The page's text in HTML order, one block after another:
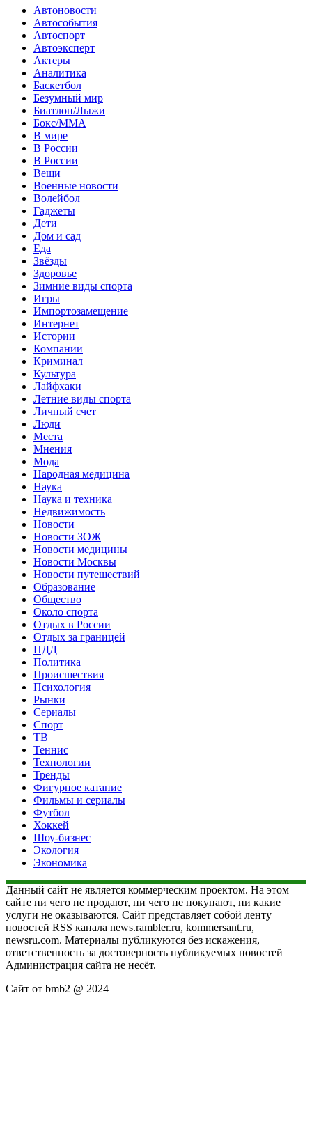
Автоновости
Автособытия
Автоспорт
Автоэксперт
Актеры
Аналитика
Баскетбол
Безумный мир
Биатлон/Лыжи
Бокс/MMA
В мире
В России
В России
Вещи
Военные новости
Волейбол
Гаджеты
Дети
Дом и сад
Еда
Звёзды
Здоровье
Зимние виды спорта
Игры
Импортозамещение
Интернет
Истории
Компании
Криминал
Культура
Лайфхаки
Летние виды спорта
Личный счет
Люди
Места
Мнения
Мода
Народная медицина
Наука
Наука и техника
Недвижимость
Новости
Новости ЗОЖ
Новости медицины
Новости Москвы
Новости путешествий
Образование
Общество
Около спорта
Отдых в России
Отдых за границей
ПДД
Политика
Происшествия
Психология
Рынки
Сериалы
Спорт
ТВ
Теннис
Технологии
Тренды
Фигурное катание
Фильмы и сериалы
Футбол
Хоккей
Шоу-бизнес
Экология
Экономика
Данный сайт не является коммерческим проектом. На этом
сайте ни чего не продают, ни чего не покупают, ни какие
услуги не оказываются. Сайт представляет собой ленту
новостей RSS канала news.rambler.ru, kommersant.ru,
newsru.com. Материалы публикуются без искажения,
ответственность за достоверность публикуемых новостей
Администрация сайта не несёт.
Сайт от bmb2 @ 2024